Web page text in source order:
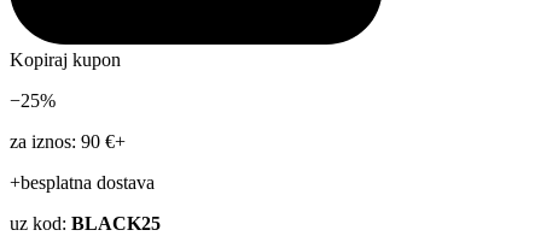
Kopiraj kupon
−25%
za iznos: 90 €+
+besplatna dostava
uz kod: BLACK25